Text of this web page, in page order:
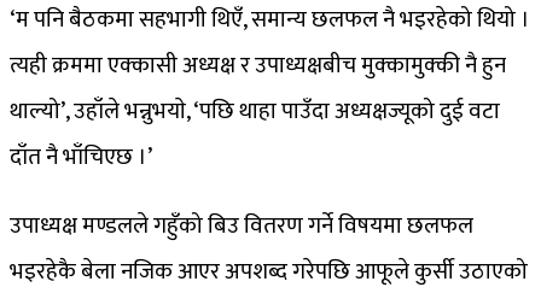
‘म पनि बैठकमा सहभागी थिएँ, समान्य छलफल नै भइरहेको थियो ।
त्यही क्रममा एक्कासी अध्यक्ष र उपाध्यक्षबीच मुक्कामुक्की नै हुन
थाल्यो’, उहाँले भन्नुभयाे, ‘पछि थाहा पाउँदा अध्यक्षज्यूको दुई वटा
दाँत नै भाँचिएछ ।’
उपाध्यक्ष मण्डलले गहुँको बिउ वितरण गर्ने विषयमा छलफल
भइरहेकै बेला नजिक आएर अपशब्द गरेपछि आफूले कुर्सी उठाएको